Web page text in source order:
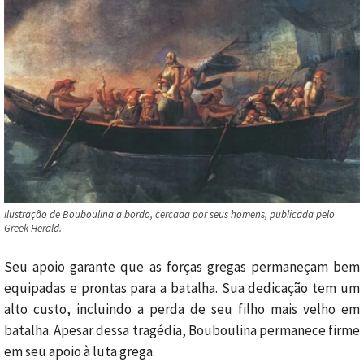
Ilustração de Bouboulina a bordo, cercada por seus homens, publicada pelo
Greek Herald.
Seu apoio garante que as forças gregas permaneçam bem
equipadas e prontas para a batalha. Sua dedicação tem um
alto custo, incluindo a perda de seu filho mais velho em
batalha. Apesar dessa tragédia, Bouboulina permanece firme
em seu apoio à luta grega.